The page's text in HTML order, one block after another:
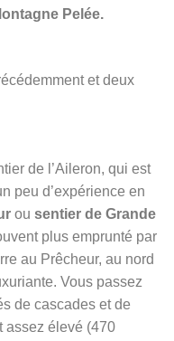
Pelée.
et deux
de l’Aileron, qui est
peu d’expérience en
ou sentier de Grande
plus emprunté par
au Prêcheur, au nord
Vous passez
de cascades et de
assez élevé (470